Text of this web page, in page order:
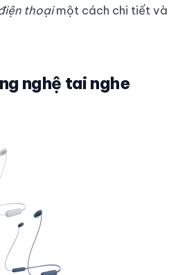
thoạimột cách chi tiết và
nghệ tai nghe